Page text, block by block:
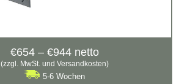
€654 – €944Preisspanne:
€654
bis
netto
(zzgl. MwSt. und Versandkosten)
5-6 Wochen